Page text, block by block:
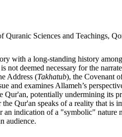
Quranic Sciences and Teachings,
with a long-standing history
deemed necessary for the
Address (Takhatub), the Covenant
and examines Allameh’s
potentially undermining its
Qur'an speaks of a reality that is
indication of a "symbolic"
audience.